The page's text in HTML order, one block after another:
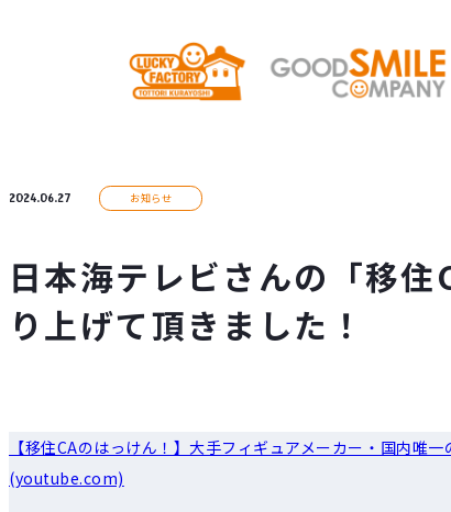
2024.06.27 お知らせ
日本海テレビさんの「移
り上げて頂きました！
【移住CAのはっけん！】大手フィギュアメーカー・国内唯
(youtube.com)